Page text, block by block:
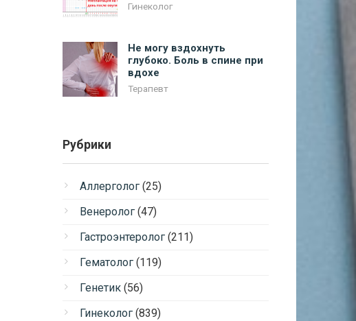
Гинеколог
Не могу вздохнуть
глубоко. Боль в спине при
вдохе
Терапевт
Рубрики
Аллерголог (25)
Венеролог (47)
Гастроэнтеролог (211)
Гематолог (119)
Генетик (56)
Гинеколог (839)